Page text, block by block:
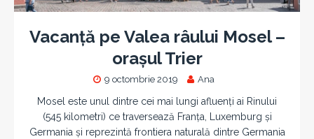
Vacanță pe Valea râului Mosel –
orașul Trier
9 octombrie 2019 Ana
Mosel este unul dintre cei mai lungi afluenți ai Rinului
(545 kilometri) ce traversează Franța, Luxemburg și
Germania și reprezintă frontiera naturală dintre Germania